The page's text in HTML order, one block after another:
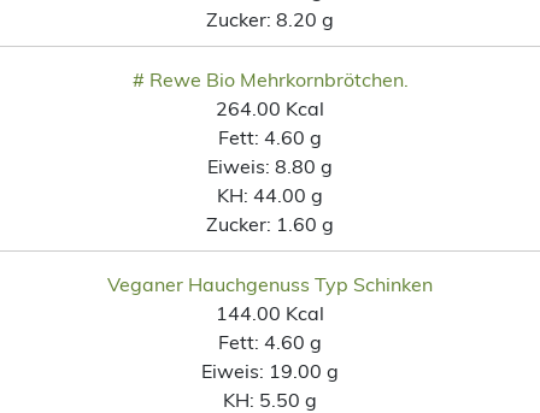
Zucker: 8.20 g
# Rewe Bio Mehrkornbrötchen.
264.00 Kcal
Fett: 4.60 g
Eiweis: 8.80 g
KH: 44.00 g
Zucker: 1.60 g
Veganer Hauchgenuss Typ Schinken
144.00 Kcal
Fett: 4.60 g
Eiweis: 19.00 g
KH: 5.50 g